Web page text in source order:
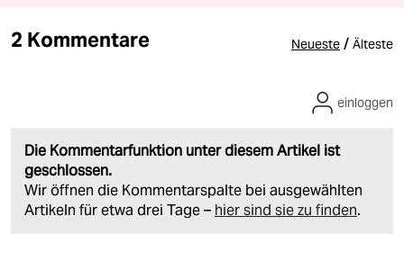
2 Kommentare Neueste / Älteste
Die Kommentarfunktion unter diesem Artikel ist
geschlossen.
Wir öffnen die Kommentarspalte bei ausgewählten
Artikeln für etwa drei Tage – hier sind sie zu finden.
einloggen